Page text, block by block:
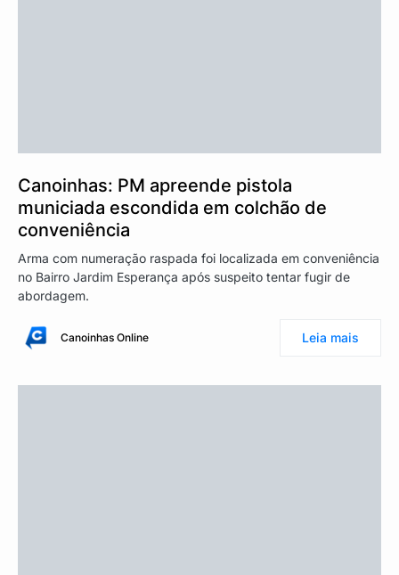
Canoinhas: PM apreende pistola
municiada escondida em colchão de
conveniência
Arma com numeração raspada foi localizada em conveniência
no Bairro Jardim Esperança após suspeito tentar fugir de
abordagem.
Canoinhas Online Leia mais